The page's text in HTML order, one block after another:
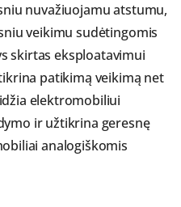
nuvažiuojamu atstumu,
veikimu sudėtingomis
skirtas eksploatavimui
patikimą veikimą net
elektromobiliui
ir užtikrina geresnę
analogiškomis